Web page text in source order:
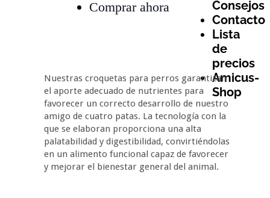
Nuestras croquetas para perros garantizan
el aporte adecuado de nutrientes para
favorecer un correcto desarrollo de nuestro
amigo de cuatro patas. La tecnología con la
que se elaboran proporciona una alta
palatabilidad y digestibilidad, convirtiéndolas
en un alimento funcional capaz de favorecer
y mejorar el bienestar general del animal.
Consejos
Contacto
Lista
de
precios
Amicus-
Shop
Comprar ahora